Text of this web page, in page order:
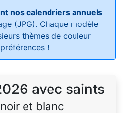
nos calendriers annuels
(JPG). Chaque modèle
thèmes de couleur
!
avec saints
et blanc